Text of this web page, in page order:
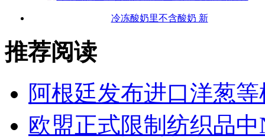
冷冻酸奶里不含酸奶 新
推荐阅读
阿根廷发布进口洋葱
欧盟正式限制纺织品中